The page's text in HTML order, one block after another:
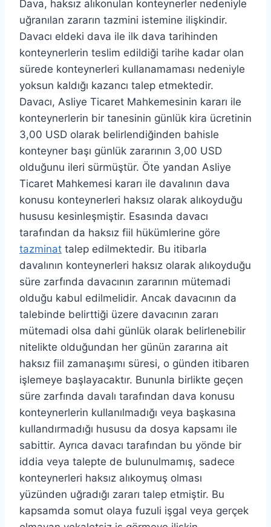
Dava, haksız alıkonulan konteynerler nedeniyle
uğranılan zararın tazmini istemine ilişkindir.
Davacı eldeki dava ile ilk dava tarihinden
konteynerlerin teslim edildiği tarihe kadar olan
sürede konteynerleri kullanamaması nedeniyle
yoksun kaldığı kazancı talep etmektedir.
Davacı, Asliye Ticaret Mahkemesinin kararı ile
konteynerlerin bir tanesinin günlük kira ücretinin
3,00 USD olarak belirlendiğinden bahisle
konteyner başı günlük zararının 3,00 USD
olduğunu ileri sürmüştür. Öte yandan Asliye
Ticaret Mahkemesi kararı ile davalının dava
konusu konteynerleri haksız olarak alıkoyduğu
hususu kesinleşmiştir. Esasında davacı
tarafından da haksız fiil hükümlerine göre
tazminat talep edilmektedir. Bu itibarla
davalının konteynerleri haksız olarak alıkoyduğu
süre zarfında davacının zararının mütemadi
olduğu kabul edilmelidir. Ancak davacının da
talebinde belirttiği üzere davacının zararı
mütemadi olsa dahi günlük olarak belirlenebilir
nitelikte olduğundan her günün zararına ait
haksız fiil zamanaşımı süresi, o günden itibaren
işlemeye başlayacaktır. Bununla birlikte geçen
süre zarfında davalı tarafından dava konusu
konteynerlerin kullanılmadığı veya başkasına
kullandırmadığı hususu da dosya kapsamı ile
sabittir. Ayrıca davacı tarafından bu yönde bir
iddia veya talepte de bulunulmamış, sadece
konteynerleri haksız alıkoymuş olması
yüzünden uğradığı zararı talep etmiştir. Bu
kapsamda somut olaya fuzuli işgal veya gerçek